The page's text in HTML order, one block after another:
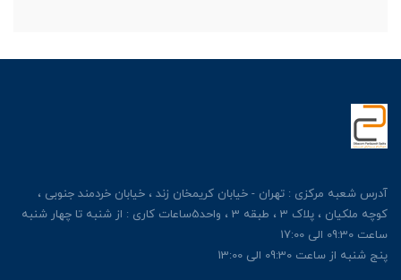
آدرس شعبه مرکزی : تهران - خیابان کریمخان زند ، خیابان خردمند جنوبی ،
کوچه ملکیان ، پلاک 3 ، طبقه 3 ، واحد5ساعات کاری : از شنبه تا چهار شنبه
ساعت 09:30 الی 17:00
پنج شنبه از ساعت 09:30 الی 13:00